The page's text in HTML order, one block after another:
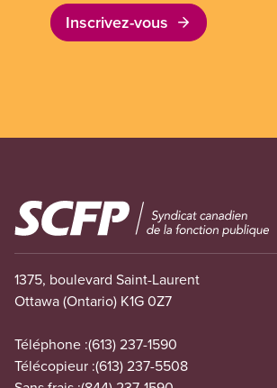
Inscrivez-vous
Image
1375, boulevard Saint-Laurent
Ottawa (Ontario) K1G 0Z7
Téléphone :(613) 237-1590
Télécopieur :(613) 237-5508